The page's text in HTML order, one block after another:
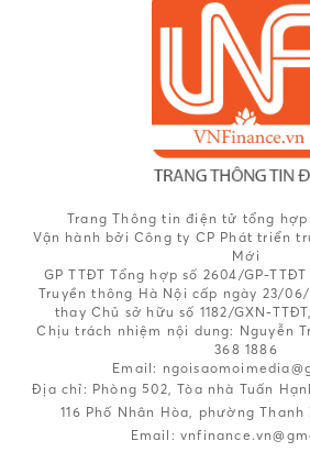
Trang Thông tin điện tử tổng hợp
Vận hành bởi Công ty CP Phát triển
Mới
GP TTĐT Tổng hợp số 2604/GP-
Truyền thông Hà Nội cấp ngày 23/
thay Chủ sở hữu số 1182/GXN-
Chịu trách nhiệm nội dung: Nguyễn
368 1886
Email:
Địa chỉ: Phòng 502, Tòa nhà Tuấn
116 Phố Nhân Hòa, phường Thanh
Email: